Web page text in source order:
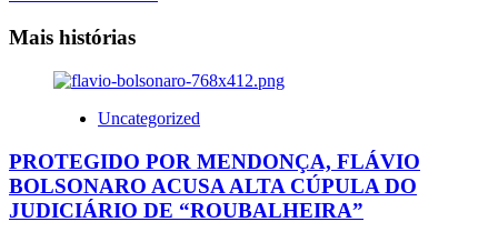
Mais histórias
Uncategorized
PROTEGIDO POR MENDONÇA, FLÁVIO
BOLSONARO ACUSA ALTA CÚPULA DO
JUDICIÁRIO DE “ROUBALHEIRA”